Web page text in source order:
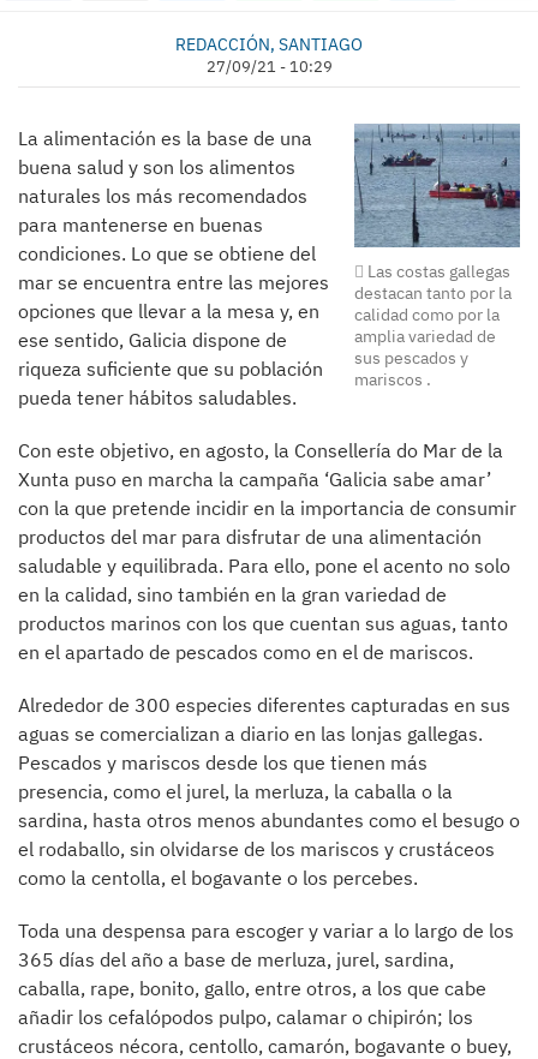
REDACCIÓN, SANTIAGO
27/09/21 - 10:29
Las costas gallegas
destacan tanto por la
calidad como por la
amplia variedad de
sus pescados y
mariscos .
La alimentación es la base de una
buena salud y son los alimentos
naturales los más recomendados
para mantenerse en buenas
condiciones. Lo que se obtiene del
mar se encuentra entre las mejores
opciones que llevar a la mesa y, en
ese sentido, Galicia dispone de
riqueza suficiente que su población
pueda tener hábitos saludables.
Con este objetivo, en agosto, la Consellería do Mar de la
Xunta puso en marcha la campaña ‘Galicia sabe amar’
con la que pretende incidir en la importancia de consumir
productos del mar para disfrutar de una alimentación
saludable y equilibrada. Para ello, pone el acento no solo
en la calidad, sino también en la gran variedad de
productos marinos con los que cuentan sus aguas, tanto
en el apartado de pescados como en el de mariscos.
Alrededor de 300 especies diferentes capturadas en sus
aguas se comercializan a diario en las lonjas gallegas.
Pescados y mariscos desde los que tienen más
presencia, como el jurel, la merluza, la caballa o la
sardina, hasta otros menos abundantes como el besugo o
el rodaballo, sin olvidarse de los mariscos y crustáceos
como la centolla, el bogavante o los percebes.
Toda una despensa para escoger y variar a lo largo de los
365 días del año a base de merluza, jurel, sardina,
caballa, rape, bonito, gallo, entre otros, a los que cabe
añadir los cefalópodos pulpo, calamar o chipirón; los
crustáceos nécora, centollo, camarón, bogavante o buey,